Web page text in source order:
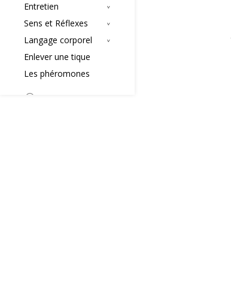
Entretien
Sens et Réflexes
Langage corporel
Enlever une tique
Les phéromones